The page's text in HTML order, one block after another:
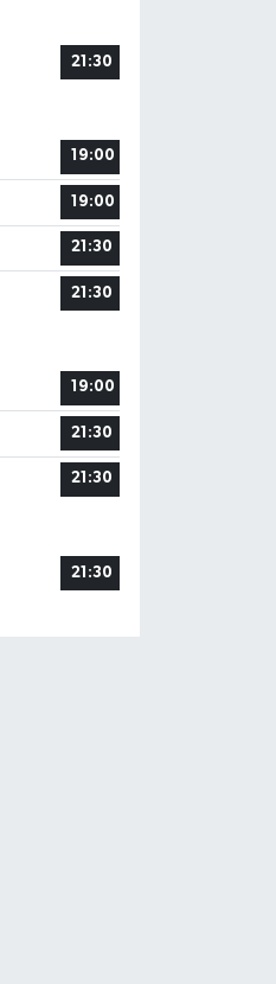
21:30
19:00
19:00
21:30
21:30
19:00
21:30
21:30
21:30